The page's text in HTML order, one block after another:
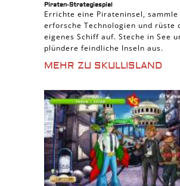
Piraten-Strategiespiel
Errichte eine Pirateninsel, sammle
erforsche Technologien und rüste
eigenes Schiff auf. Steche in See
plündere feindliche Inseln aus.
MEHR ZU SKULLISLAND